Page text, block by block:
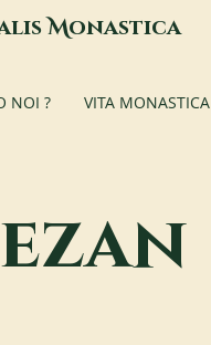
Monastica
NOI ? VITA MONASTICA